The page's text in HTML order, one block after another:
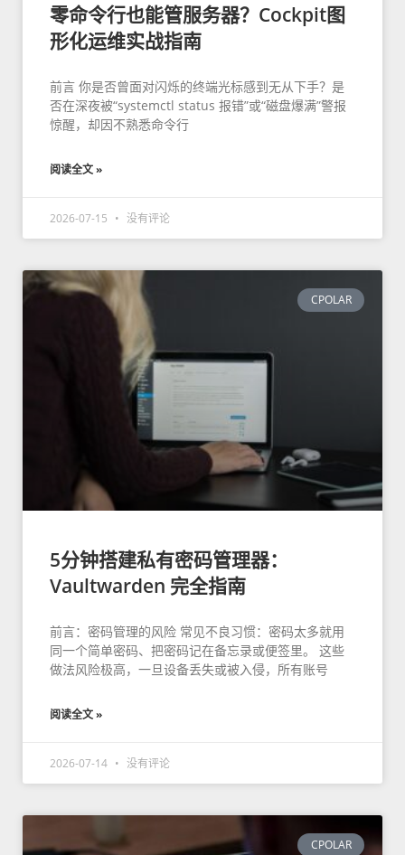
零命令行也能管服务器？Cockpit图
形化运维实战指南
前言 你是否曾面对闪烁的终端光标感到无从下手？是
否在深夜被“systemctl status 报错”或“磁盘爆满”警报
惊醒，却因不熟悉命令行
阅读全文 »
2026-07-15 没有评论
CPOLAR
5分钟搭建私有密码管理器：
Vaultwarden 完全指南
前言：密码管理的风险 常见不良习惯：密码太多就用
同一个简单密码、把密码记在备忘录或便签里。 这些
做法风险极高，一旦设备丢失或被入侵，所有账号
阅读全文 »
2026-07-14 没有评论
CPOLAR